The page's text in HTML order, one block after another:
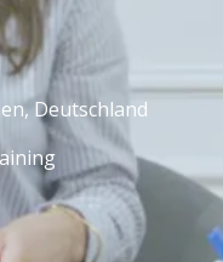
, Deutschland